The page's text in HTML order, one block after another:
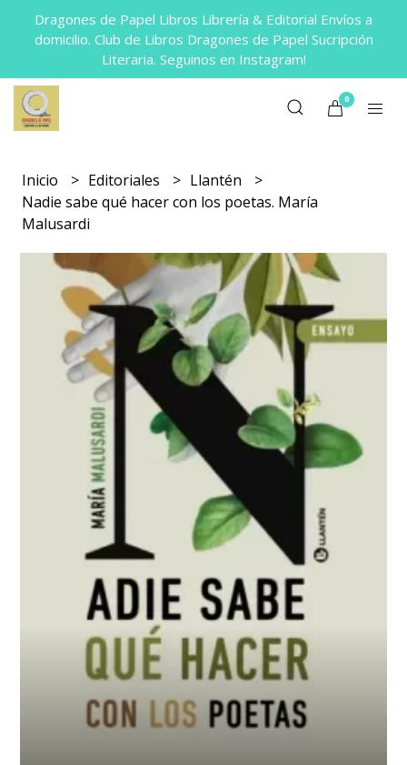
Dragones de Papel Libros Librería & Editorial Envíos a
domicilio. Club de Libros Dragones de Papel Sucripción
Literaria. Seguinos en Instagram!
0
Inicio Editoriales
Llantén
Nadie sabe qué hacer con los poetas. María
Malusardi